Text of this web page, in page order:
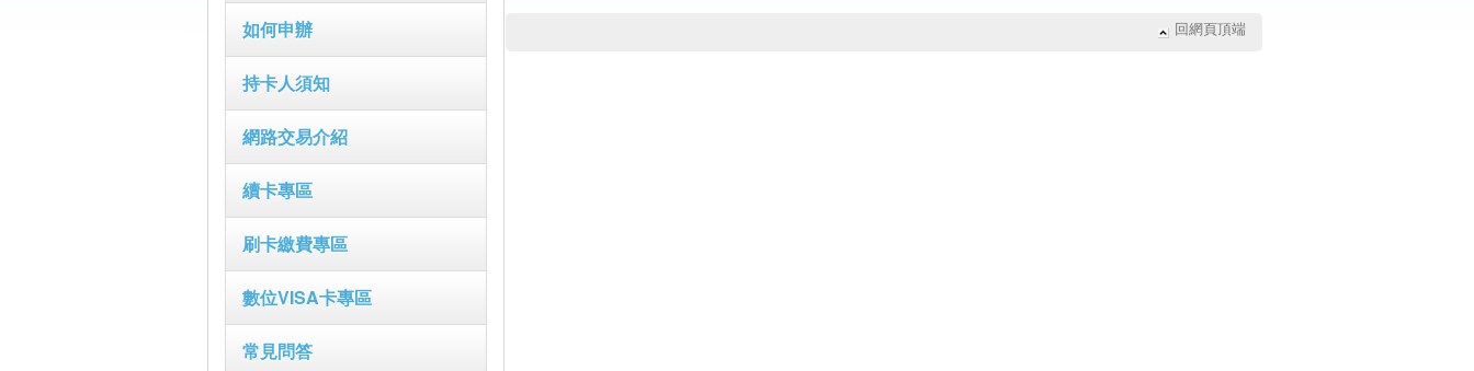
如何申辦
持卡人須知
網路交易介紹
續卡專區
刷卡繳費專區
數位VISA卡專區
常見問答
回網頁頂端